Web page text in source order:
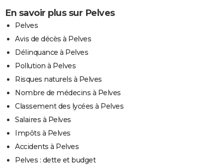
En savoir plus sur Pelves
Pelves
Avis de décès à Pelves
Délinquance à Pelves
Pollution à Pelves
Risques naturels à Pelves
Nombre de médecins à Pelves
Classement des lycées à Pelves
Salaires à Pelves
Impôts à Pelves
Accidents à Pelves
Pelves : dette et budget